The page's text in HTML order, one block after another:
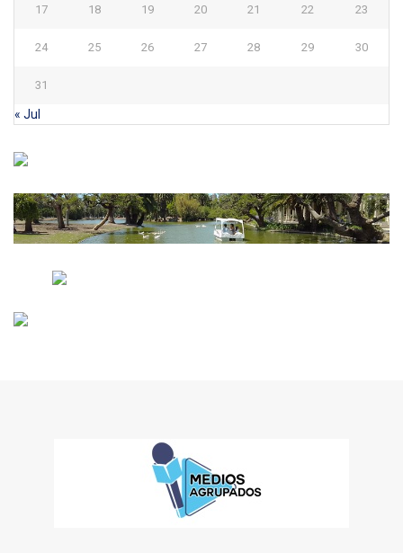
17 18 19 20 21 22 23
24 25 26 27 28 29 30
31
« Jul